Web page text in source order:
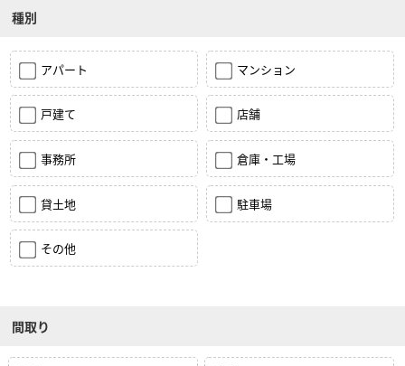
種別
アパート マンション
戸建て 店舗
事務所 倉庫・工場
貸土地 駐車場
その他
間取り